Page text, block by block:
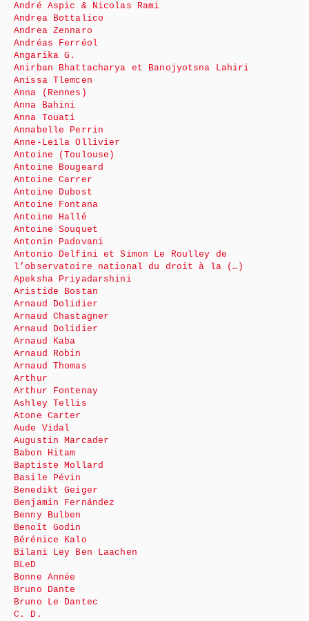
André Aspic & Nicolas Rami
Andrea Bottalico
Andrea Zennaro
Andréas Ferréol
Angarika G.
Anirban Bhattacharya et Banojyotsna Lahiri
Anissa Tlemcen
Anna (Rennes)
Anna Bahini
Anna Touati
Annabelle Perrin
Anne-Leïla Ollivier
Antoine (Toulouse)
Antoine Bougeard
Antoine Carrer
Antoine Dubost
Antoine Fontana
Antoine Hallé
Antoine Souquet
Antonin Padovani
Antonio Delfini et Simon Le Roulley de
l’observatoire national du droit à la (…)
Apeksha Priyadarshini
Aristide Bostan
Arnaud Dolidier
Arnaud Chastagner
Arnaud Dolidier
Arnaud Kaba
Arnaud Robin
Arnaud Thomas
Arthur
Arthur Fontenay
Ashley Tellis
Atone Carter
Aude Vidal
Augustin Marcader
Babon Hitam
Baptiste Mollard
Basile Pévin
Benedikt Geiger
Benjamin Fernández
Benny Bulben
Benoît Godin
Bérénice Kalo
Bilani Ley Ben Laachen
BLeD
Bonne Année
Bruno Dante
Bruno Le Dantec
C. D.